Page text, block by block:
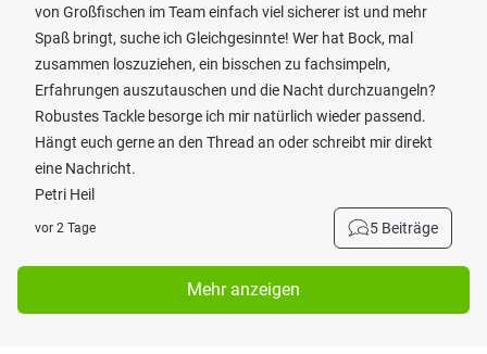
von Großfischen im Team einfach viel sicherer ist und mehr
Spaß bringt, suche ich Gleichgesinnte! Wer hat Bock, mal
zusammen loszuziehen, ein bisschen zu fachsimpeln,
Erfahrungen auszutauschen und die Nacht durchzuangeln?
Robustes Tackle besorge ich mir natürlich wieder passend.
Hängt euch gerne an den Thread an oder schreibt mir direkt
eine Nachricht.
Petri Heil
vor 2 Tage 5 Beiträge
Mehr anzeigen